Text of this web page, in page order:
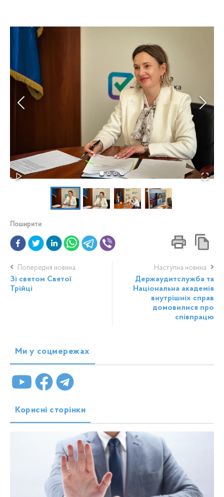
Поширити
Попередня новина
Зі святом Святої
Трійці
Наступна новина
Держаудитслужба та
Національна академія
внутрішніх справ
домовилися про
співпрацю
Ми у соцмережах
Корисні сторінки